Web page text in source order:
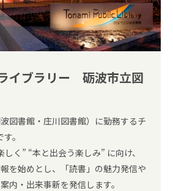
イブラリー 砺波市立図
図書館・庄川図書館）に勤務するチ
。
く” “本と出会う楽しみ” に向け、
を始めとし、「読書」の魅力発信や
内・出来事新を発信します。